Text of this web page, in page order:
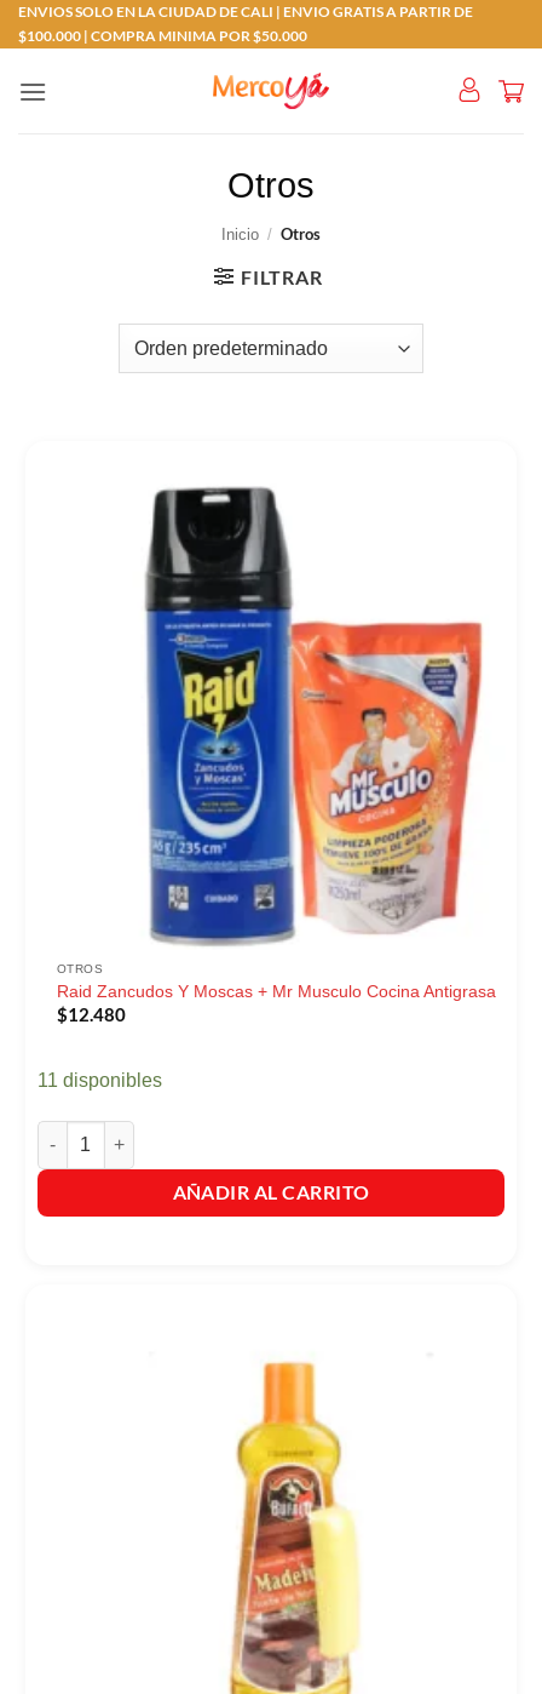
Saltar
al
ENVIOS SOLO EN LA CIUDAD DE CALI | ENVIO GRATIS A PARTIR DE
$100.000 | COMPRA MINIMA POR $50.000
Otros
Inicio / Otros
FILTRAR
OTROS
Raid Zancudos Y Moscas + Mr Musculo Cocina Antigrasa
$12.480
11 disponibles
Raid Zancudos Y Moscas + Mr Musculo Cocina Antigrasa cantidad
AÑADIR AL CARRITO